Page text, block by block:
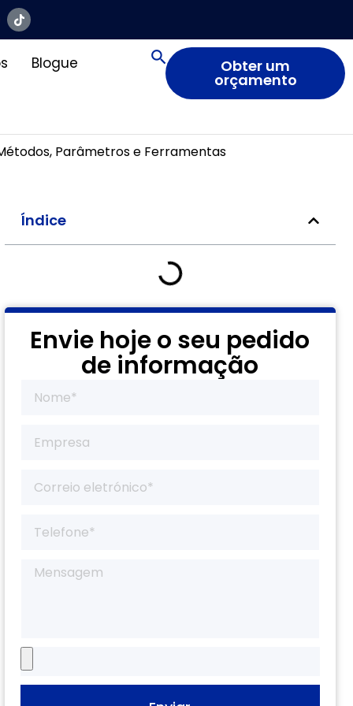
Blogue Obter um
orçamento
Parâmetros e Ferramentas
Índice
Envie hoje o seu pedido
de informação